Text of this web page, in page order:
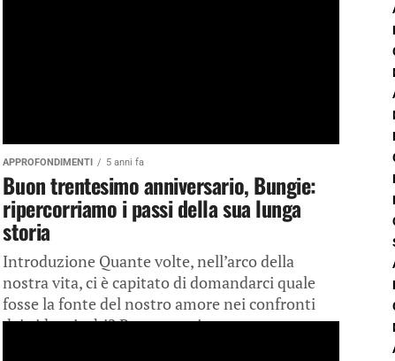
APPROFONDIMENTI 5 anni fa
Buon trentesimo anniversario, Bungie:
ripercorriamo i passi della sua lunga
storia
Introduzione Quante volte, nell’arco della
nostra vita, ci è capitato di domandarci quale
fosse la fonte del nostro amore nei confronti
dei videogiochi? Per un motivo o...